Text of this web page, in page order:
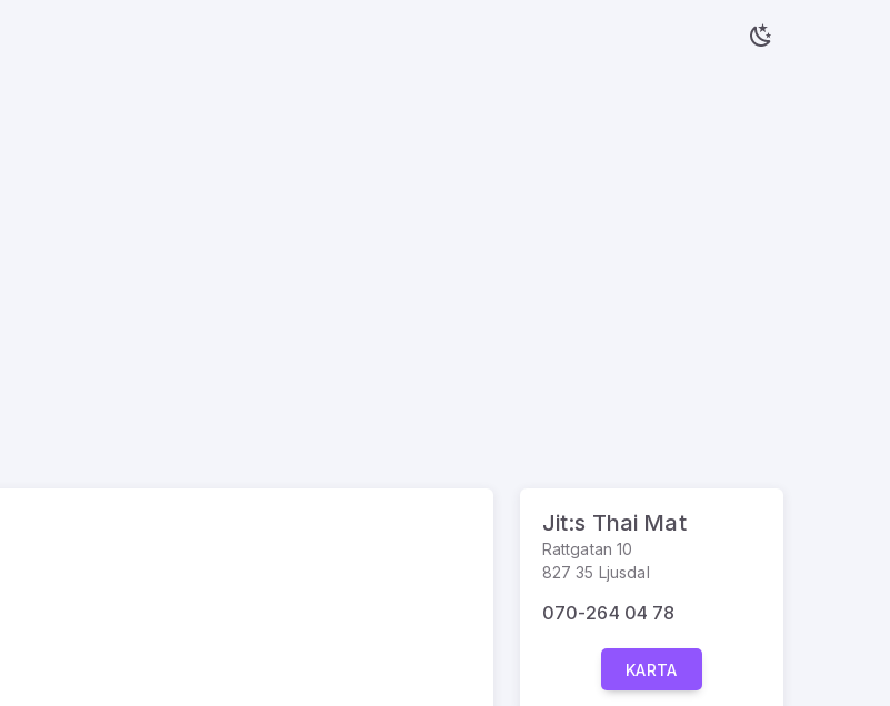
Jit:s Thai Mat
Rattgatan 10
827 35 Ljusdal
070-264 04 78
KARTA